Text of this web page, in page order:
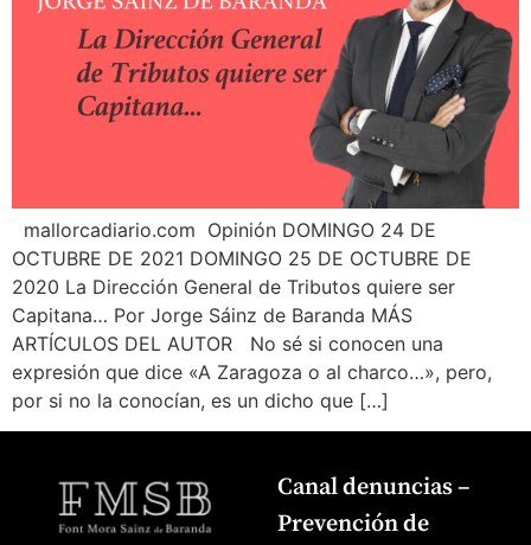
mallorcadiario.com Opinión DOMINGO 24 DE
OCTUBRE DE 2021 DOMINGO 25 DE OCTUBRE DE
2020 La Dirección General de Tributos quiere ser
Capitana… Por Jorge Sáinz de Baranda MÁS
ARTÍCULOS DEL AUTOR No sé si conocen una
expresión que dice «A Zaragoza o al charco…», pero,
por si no la conocían, es un dicho que […]
Canal denuncias –
Prevención de